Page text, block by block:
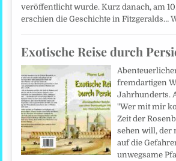
veröffentlicht wurde. Kurz danach, am
erschien die Geschichte in Fitzgeralds…
Exotische Reise durch
fremdartigen
Jahrhunderts.
"Wer mit mir
Zeit der
sehen will, der
auf die
unwegsame